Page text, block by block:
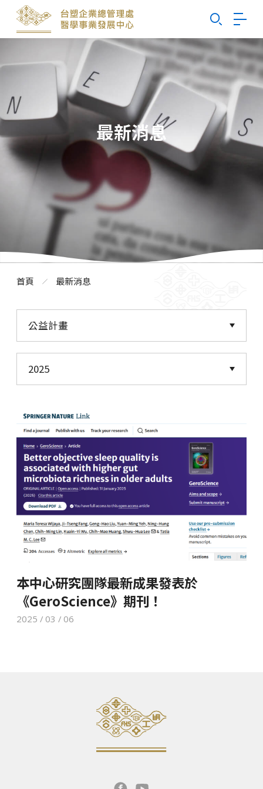
Search
最新消息
首頁 最新消息
公益計畫
2025
本中心研究團隊最新成果發表於
《GeroScience》期刊！
2025 / 03 / 06